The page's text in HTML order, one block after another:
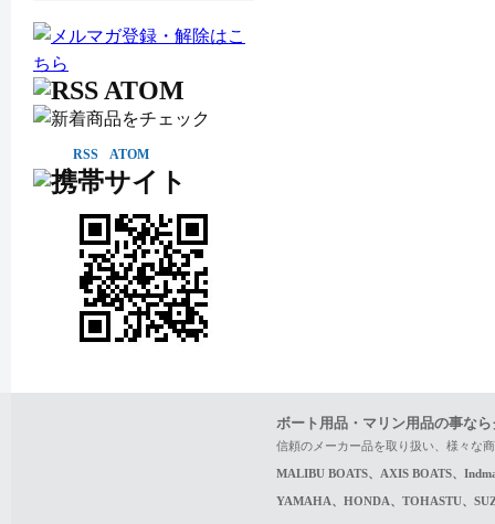
RSS ATOM
ボート用品・マリン用品の事な
信頼のメーカー品を取り扱い、様々な
MALIBU BOATS、AXIS BOATS、
YAMAHA、HONDA、TOHASTU、